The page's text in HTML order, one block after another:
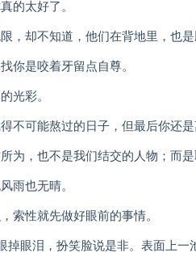
的太好了。
，却不知道，他们在背地里，也是
你是咬着牙留点自尊。
光彩。
不可能熬过的日子，但最后你还是
为，也不是我们结交的人物；而是
雨也无晴。
索性就先做好眼前的事情。
眼泪，扮笑脸说是非。表面上一